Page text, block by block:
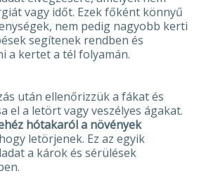
vagy időt. Ezek főként könnyű
nem pedig nagyobb kerti
segítenek rendben és
a kertet a tél folyamán.
után ellenőrizzük a fákat és
el a letört vagy veszélyes ágakat.
hótakaról a növények
letörjenek. Ez az egyik
a károk és sérülések